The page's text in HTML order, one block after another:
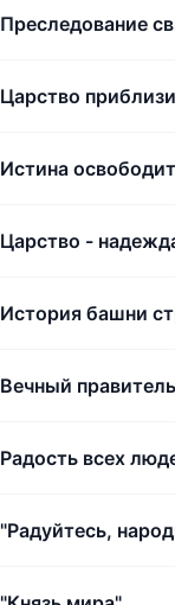
Преследование
Царство
Истина
Царство -
История башни
Вечный
Радость всех
"Радуйтесь,